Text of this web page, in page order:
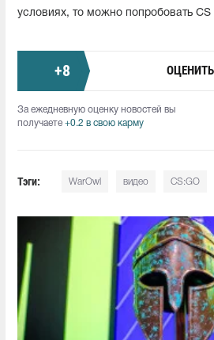
условиях, то можно попробовать CS
+8
За ежедневную оценку новостей вы
получаете +0.2 в свою карму
Тэги: WarOwl видео CS:GO